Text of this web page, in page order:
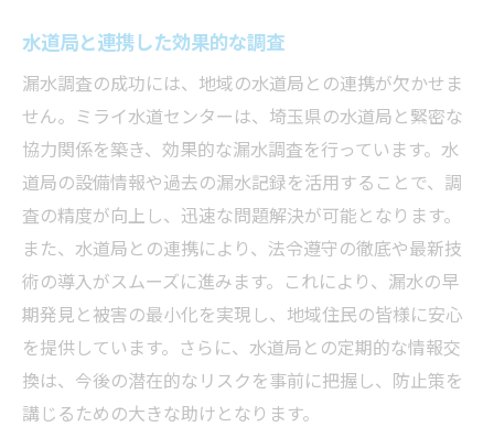
住民の安全を守るために必要なこと
微細な兆候を見逃さないための漏水調査方法
繊細な感覚が必要な漏水検知
微細な変化を捉える技術
音による漏水発見の手法
視覚では確認しにくい漏水の見分け方
経験に基づく判断力の重要性
精密な調査で未来の安心を確保
信頼性の高い漏水調査で埼玉県の暮らしを守る
埼玉県特有の環境を考慮した調査方法
地域社会との連携を強化する取り組み
水道局と連携した効果的な調査
漏水調査の成功には、地域の水道局との連携が欠かせま
せん。ミライ水道センターは、埼玉県の水道局と緊密な
協力関係を築き、効果的な漏水調査を行っています。水
道局の設備情報や過去の漏水記録を活用することで、調
査の精度が向上し、迅速な問題解決が可能となります。
また、水道局との連携により、法令遵守の徹底や最新技
術の導入がスムーズに進みます。これにより、漏水の早
期発見と被害の最小化を実現し、地域住民の皆様に安心
を提供しています。さらに、水道局との定期的な情報交
換は、今後の潜在的なリスクを事前に把握し、防止策を
講じるための大きな助けとなります。